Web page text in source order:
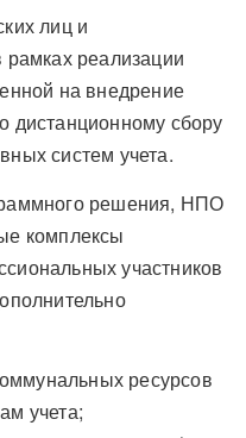
лиц и
рамках реализации
на внедрение
дистанционному сбору
систем учета.
решения, НПО
комплексы
участников
ресурсов
учета;